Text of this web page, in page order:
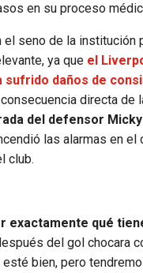
en su proceso
el seno de la institución
ya que el
sufrido daños de
directa de
del defensor
las alarmas en el
club.
exactamente qué
del gol chocara
esté bien, pero